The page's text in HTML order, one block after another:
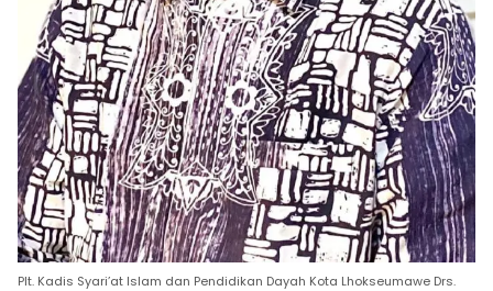
Plt. Kadis Syari’at Islam dan Pendidikan Dayah Kota Lhokseumawe Drs.